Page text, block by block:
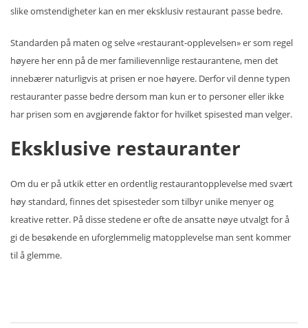
slike omstendigheter kan en mer eksklusiv restaurant passe bedre.
Standarden på maten og selve «restaurant-opplevelsen» er som regel
høyere her enn på de mer familievennlige restaurantene, men det
innebærer naturligvis at prisen er noe høyere. Derfor vil denne typen
restauranter passe bedre dersom man kun er to personer eller ikke
har prisen som en avgjørende faktor for hvilket spisested man velger.
Eksklusive restauranter
Om du er på utkik etter en ordentlig restaurantopplevelse med svært
høy standard, finnes det spisesteder som tilbyr unike menyer og
kreative retter. På disse stedene er ofte de ansatte nøye utvalgt for å
gi de besøkende en uforglemmelig matopplevelse man sent kommer
til å glemme.